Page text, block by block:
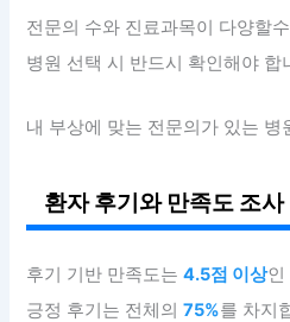
전문의 수와 진료과목이 다양할
병원 선택 시 반드시 확인해야 합
내 부상에 맞는 전문의가 있는 병
환자 후기와 만족도 조사
후기 기반 만족도는4.5점 이상인
긍정 후기는 전체의75%를 차지